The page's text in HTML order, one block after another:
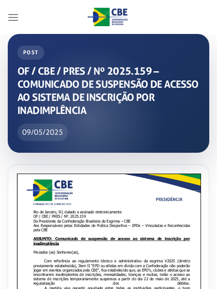
POST
OF / CBE / PRES / Nº 2025.159 –
COMUNICADO DE SUSPENSÃO DE ACESSO
AO SISTEMA DE INSCRIÇÃO POR
INADIMPLÊNCIA
09/05/2025